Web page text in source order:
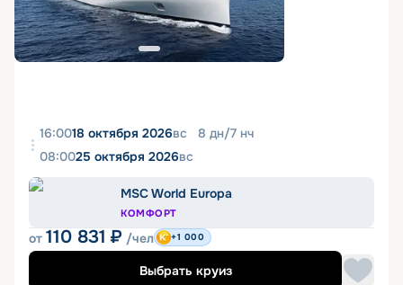
16:0018 октября 2026вс 8 дн/7 нч
08:0025 октября 2026вс
MSC World Europa
КОМФОРТ
от 110 831 ₽ /чел +1 000
Выбрать круиз